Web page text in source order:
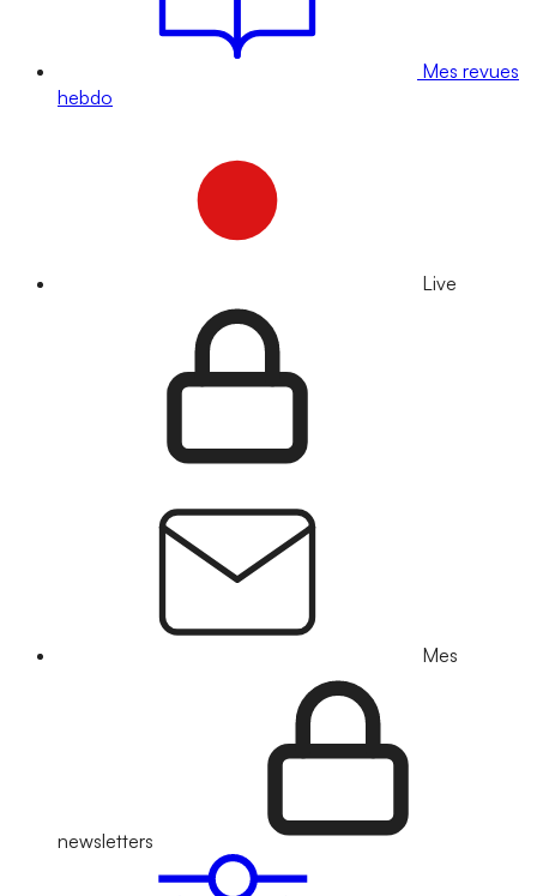
Mes revues
hebdo
Live
Mes
newsletters